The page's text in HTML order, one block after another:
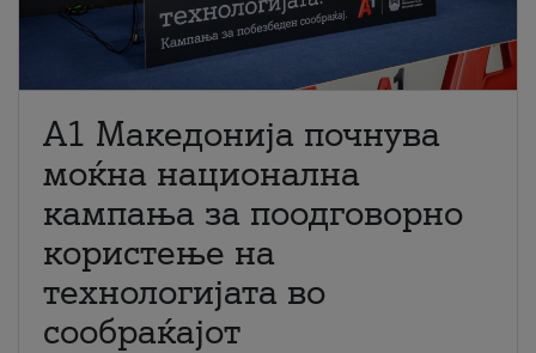
A1 Македонија почнува
моќна национална
кампања за поодговорно
користење на
технологијата во
сообраќајот